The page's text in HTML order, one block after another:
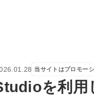
当サイトはプロモー
を利用